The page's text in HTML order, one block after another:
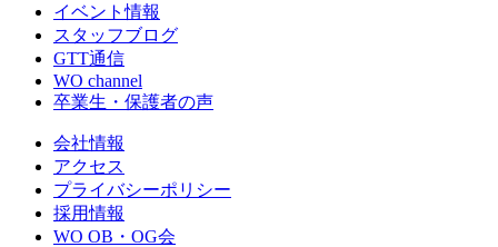
イベント情報
スタッフブログ
GTT通信
WO channel
卒業生・保護者の声
会社情報
アクセス
プライバシーポリシー
採用情報
WO OB・OG会